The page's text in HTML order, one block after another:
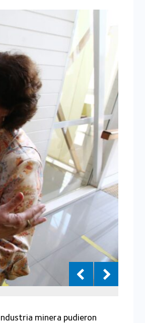
minera pudieron